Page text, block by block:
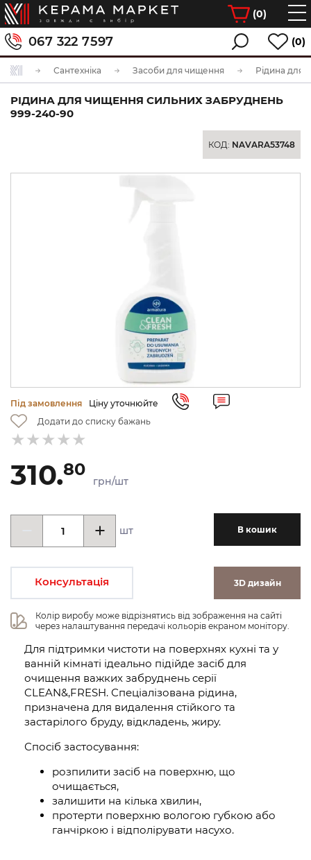
(0)
067 322 7597 (0)
Сантехніка Засоби для чищення
РІДИНА ДЛЯ ЧИЩЕННЯ СИЛЬНИХ ЗАБРУДНЕНЬ
999-240-90
КОД: NAVARA53748
Під замовлення
Ціну уточнюйте
Додати до списку бажань
310.80
грн/шт
шт В кошик
Консультація 3D дизайн
Колір виробу може відрізнятись від зображення на сайті
через налаштування передачі кольорів екраном монітору.
Для підтримки чистоти на поверхнях кухні та у
ванній кімнаті ідеально підійде засіб для
очищення важких забруднень серії
CLEAN&,FRESH. Спеціалізована рідина,
призначена для видалення стійкого та
застарілого бруду, відкладень, жиру.
Спосіб застосування:
розпилити засіб на поверхню, що
очищається,
залишити на кілька хвилин,
протерти поверхню вологою губкою або
ганчіркою і відполірувати насухо.